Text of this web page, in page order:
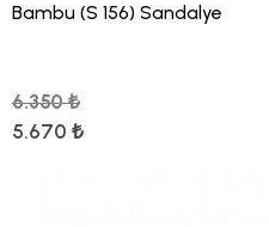
Bambu (S 156) Sandalye
6.350 ₺
5.670 ₺